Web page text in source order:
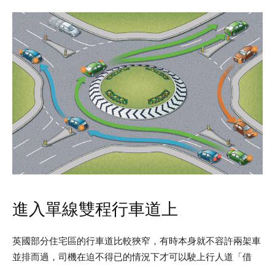
進入單線雙程行車道上
英國部分住宅區的行車道比較狹窄，有時本身就不容許兩架車
並排而過，司機在迫不得已的情況下才可以駛上行人道「借